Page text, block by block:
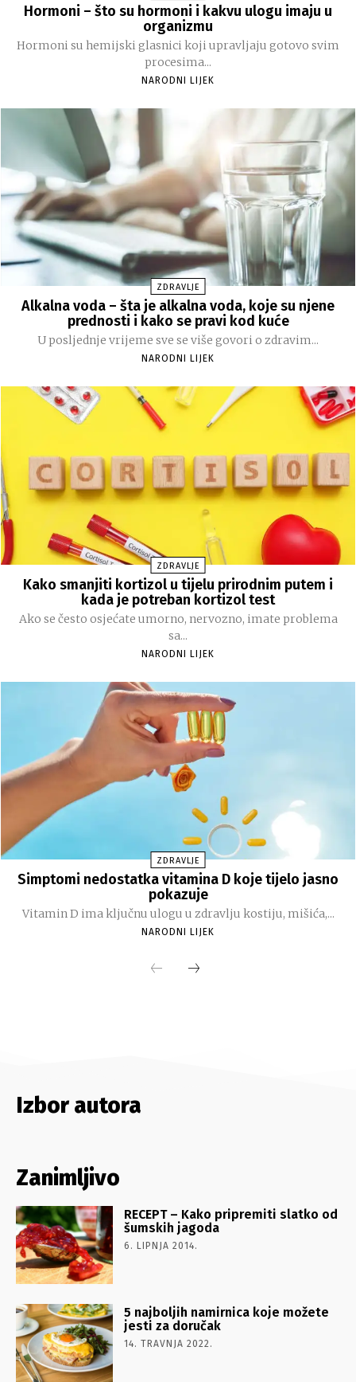
Izbor autora
Zanimljivo
RECEPT – Kako pripremiti slatko od
šumskih jagoda
6. LIPNJA 2014.
5 najboljih namirnica koje možete
jesti za doručak
14. TRAVNJA 2022.